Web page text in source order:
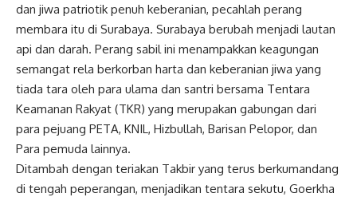
dan jiwa patriotik penuh keberanian, pecahlah perang
membara itu di Surabaya. Surabaya berubah menjadi lautan
api dan darah. Perang sabil ini menampakkan keagungan
semangat rela berkorban harta dan keberanian jiwa yang
tiada tara oleh para ulama dan santri bersama Tentara
Keamanan Rakyat (TKR) yang merupakan gabungan dari
para pejuang PETA, KNIL, Hizbullah, Barisan Pelopor, dan
Para pemuda lainnya.
Ditambah dengan teriakan Takbir yang terus berkumandang
di tengah peperangan, menjadikan tentara sekutu, Goerkha